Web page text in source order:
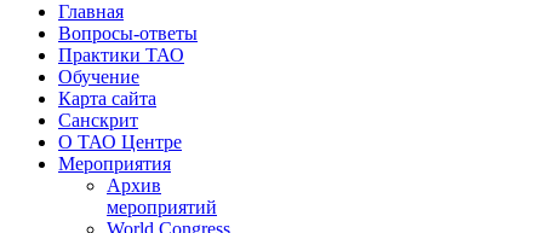
Главная
Вопросы-ответы
Практики ТАО
Обучение
Карта сайта
Санскрит
О ТАО Центре
Мероприятия
Архив
мероприятий
World Congress